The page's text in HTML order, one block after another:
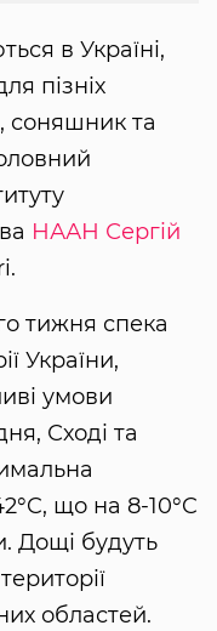
в Україні,
пізніх
соняшник та
НААН Сергій
тижня спека
України,
умови
Сході та
що на 8-10°C
Дощі будуть
областей.